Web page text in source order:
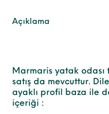
Açıklama
Marmaris yatak odası
satış da mevcuttur.
ayaklı profil baza ile
içeriği :